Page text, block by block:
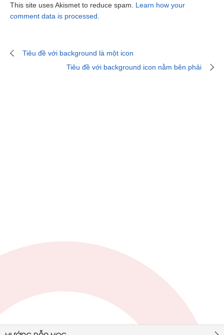
This site uses Akismet to reduce spam. Learn how your
comment data is processed
Tiêu đề với background là một icon
Tiêu đề với background icon nằm bên phải